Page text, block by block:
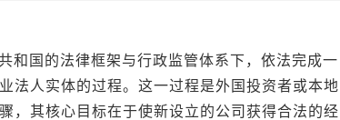
国的法律框架与行政监管体系下，依法完成一
法人实体的过程。这一过程是外国投资者或本地
，其核心目标在于使新设立的公司获得合法的经